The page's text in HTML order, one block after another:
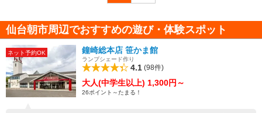
仙台朝市周辺でおすすめの遊び・体験スポット
ネット予約OK 鐘崎総本店 笹かま館
ランプシェード作り
4.1 (98件)
大人(中学生以上) 1,300円～
26ポイント～たまる！